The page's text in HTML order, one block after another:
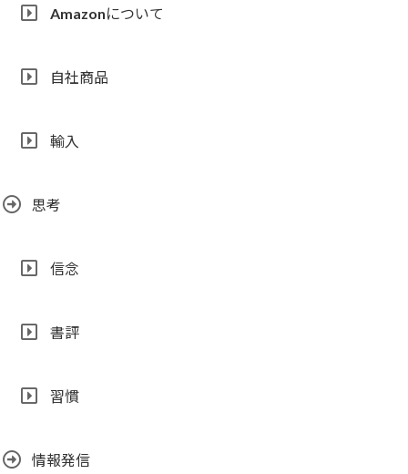
Amazonについて
自社商品
輸入
思考
信念
書評
習慣
情報発信